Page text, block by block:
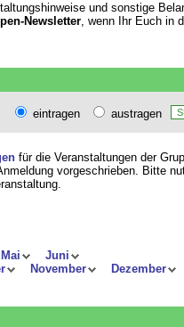
und sonstige
Newsletter, wenn Ihr Euch in
eintragen
austragen
für die Veranstaltungen der
vorgeschrieben. Bitte
.
Mai
Juni
November Dezember